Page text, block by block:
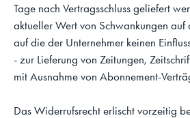
Tage nach Vertragsschluss geliefert
aktueller Wert von Schwankungen
auf die der Unternehmer keinen
- zur Lieferung von Zeitungen,
mit Ausnahme von Abonnement-
Das Widerrufsrecht erlischt vorzeitig